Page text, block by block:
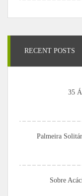
RECENT POSTS
35
Palmeira
Sobre